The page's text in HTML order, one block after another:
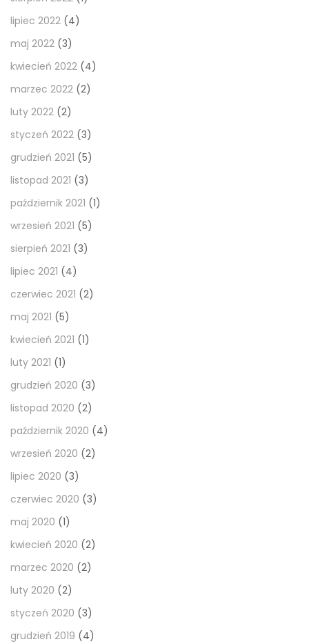
lipiec 2022 (4)
maj 2022 (3)
kwiecień 2022 (4)
marzec 2022 (2)
luty 2022 (2)
styczeń 2022 (3)
grudzień 2021 (5)
listopad 2021 (3)
październik 2021 (1)
wrzesień 2021 (5)
sierpień 2021 (3)
lipiec 2021 (4)
czerwiec 2021 (2)
maj 2021 (5)
kwiecień 2021 (1)
luty 2021 (1)
grudzień 2020 (3)
listopad 2020 (2)
październik 2020 (4)
wrzesień 2020 (2)
lipiec 2020 (3)
czerwiec 2020 (3)
maj 2020 (1)
kwiecień 2020 (2)
marzec 2020 (2)
luty 2020 (2)
styczeń 2020 (3)
grudzień 2019 (4)